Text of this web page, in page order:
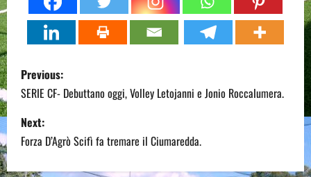
P
o
s
t
Previous:
SERIE CF- Debuttano oggi, Volley Letojanni e Jonio Roccalumera.
Next:
Forza D’Agrò Scifì fa tremare il Ciumaredda.